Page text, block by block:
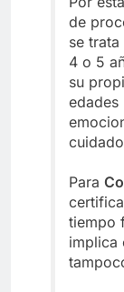
de
se
4 o 5
su
edades
Para
tiempo
implica